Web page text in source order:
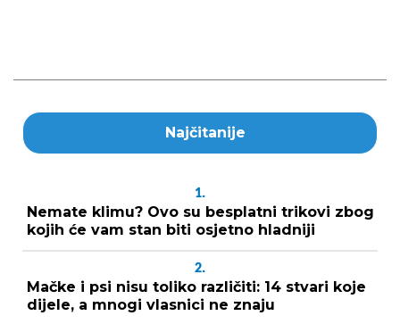
Najčitanije
1.
Nemate klimu? Ovo su besplatni trikovi zbog
kojih će vam stan biti osjetno hladniji
2.
Mačke i psi nisu toliko različiti: 14 stvari koje
dijele, a mnogi vlasnici ne znaju